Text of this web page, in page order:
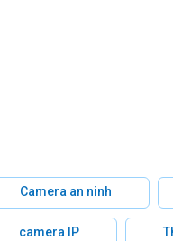
Camera an ninh
camera IP